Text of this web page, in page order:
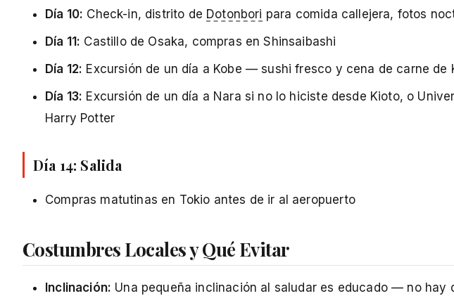
Día 10: Check-in, distrito de Dotonbori para comida callejera, fotos
Día 11: Castillo de Osaka, compras en Shinsaibashi
Día 12: Excursión de un día a Kobe — sushi fresco y cena de carne de
Día 13: Excursión de un día a Nara si no lo hiciste desde Kioto, o
Harry Potter
Día 14: Salida
Compras matutinas en Tokio antes de ir al aeropuerto
Costumbres Locales y Qué Evitar
Inclinación: Una pequeña inclinación al saludar es educado — no hay